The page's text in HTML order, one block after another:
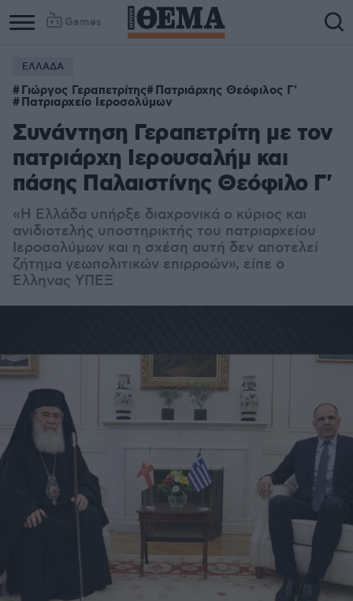
Games
ΕΛΛΑΔΑ
Γιώργος Γεραπετρίτης Πατριάρχης Θεόφιλος Γ'
Πατριαρχείο Ιεροσολύμων
Συνάντηση Γεραπετρίτη με τον
πατριάρχη Ιερουσαλήμ και
πάσης Παλαιστίνης Θεόφιλο Γ'
«Η Ελλάδα υπήρξε διαχρονικά ο κύριος και
ανιδιοτελής υποστηρικτής του πατριαρχείου
Ιεροσολύμων και η σχέση αυτή δεν αποτελεί
ζήτημα γεωπολιτικών επιρροών», είπε ο
Έλληνας ΥΠΕΞ